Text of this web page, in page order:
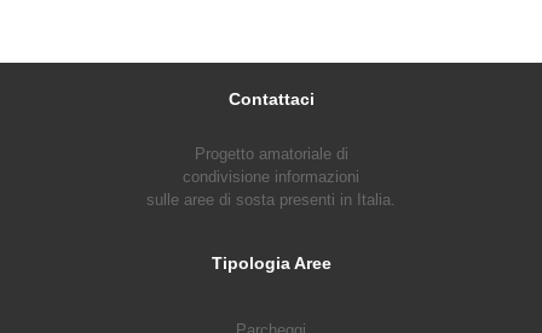
Contattaci
Progetto amatoriale di
condivisione informazioni
sulle aree di sosta presenti in Italia.
Tipologia Aree
Parcheggi